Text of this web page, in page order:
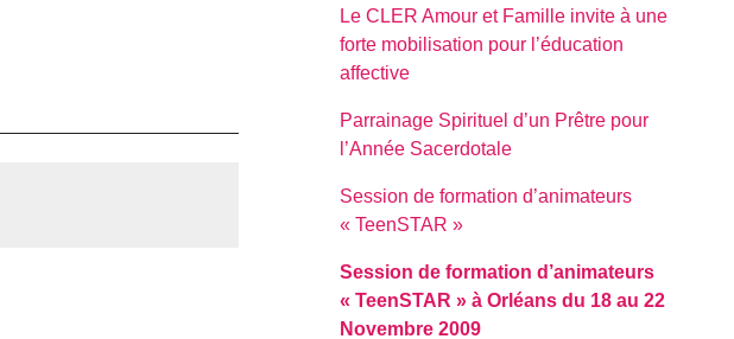
Le CLER Amour et Famille invite à une
forte mobilisation pour l’éducation
affective
Parrainage Spirituel d’un Prêtre pour
l’Année Sacerdotale
Session de formation d’animateurs
« TeenSTAR »
Session de formation d’animateurs
« TeenSTAR » à Orléans du 18 au 22
Novembre 2009